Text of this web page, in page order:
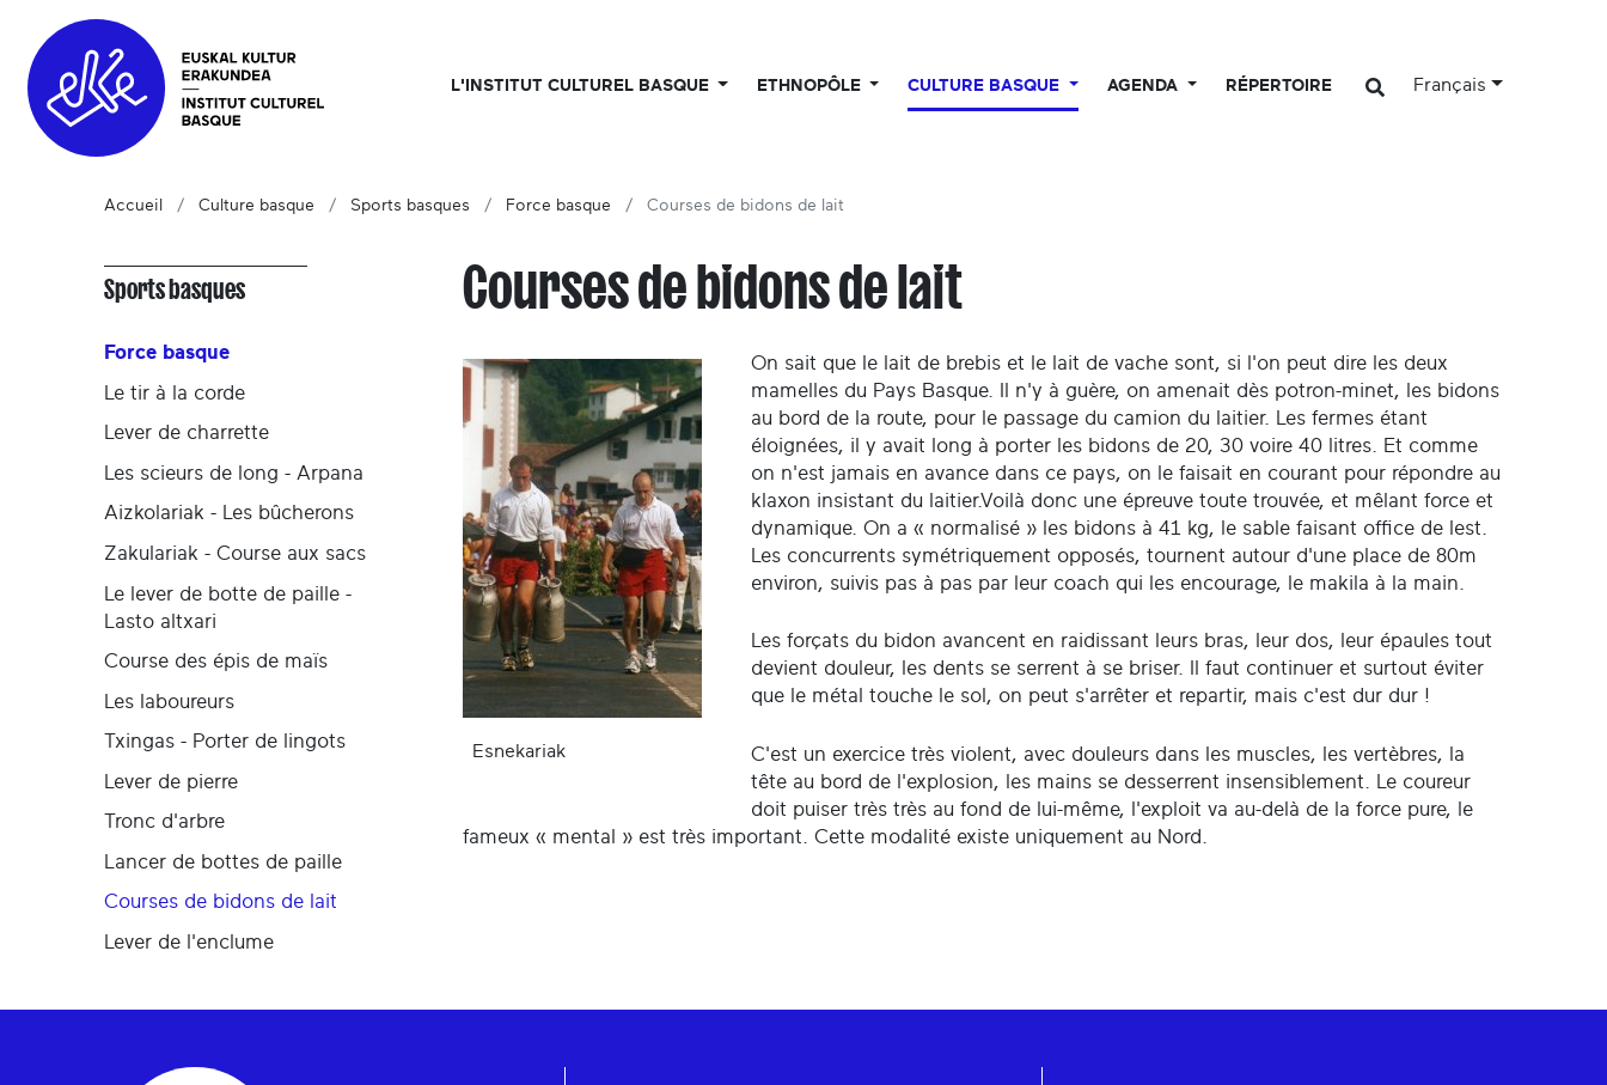
L'INSTITUT CULTUREL BASQUE ETHNOPÔLE CULTURE BASQUE AGENDA RÉPERTOIRE Français
Accueil Culture basque Sports basques Force basque Courses de bidons de lait
Courses de bidons de lait
Esnekariak
On sait que le lait de brebis et le lait de vache sont, si l'on peut dire les deux
mamelles du Pays Basque. Il n'y à guère, on amenait dès potron-minet, les bidons
au bord de la route, pour le passage du camion du laitier. Les fermes étant
éloignées, il y avait long à porter les bidons de 20, 30 voire 40 litres. Et comme
on n'est jamais en avance dans ce pays, on le faisait en courant pour répondre au
klaxon insistant du laitier.Voilà donc une épreuve toute trouvée, et mêlant force et
dynamique. On a « normalisé » les bidons à 41 kg, le sable faisant office de lest.
Les concurrents symétriquement opposés, tournent autour d'une place de 80m
environ, suivis pas à pas par leur coach qui les encourage, le makila à la main.
Les forçats du bidon avancent en raidissant leurs bras, leur dos, leur épaules tout
devient douleur, les dents se serrent à se briser. Il faut continuer et surtout éviter
que le métal touche le sol, on peut s'arrêter et repartir, mais c'est dur dur !
C'est un exercice très violent, avec douleurs dans les muscles, les vertèbres, la
tête au bord de l'explosion, les mains se desserrent insensiblement. Le coureur
doit puiser très très au fond de lui-même, l'exploit va au-delà de la force pure, le
fameux « mental » est très important. Cette modalité existe uniquement au Nord.
Sports basques
Force basque
Le tir à la corde
Lever de charrette
Les scieurs de long - Arpana
Aizkolariak - Les bûcherons
Zakulariak - Course aux sacs
Le lever de botte de paille -
Lasto altxari
Course des épis de maïs
Les laboureurs
Txingas - Porter de lingots
Lever de pierre
Tronc d'arbre
Lancer de bottes de paille
Courses de bidons de lait
Lever de l'enclume